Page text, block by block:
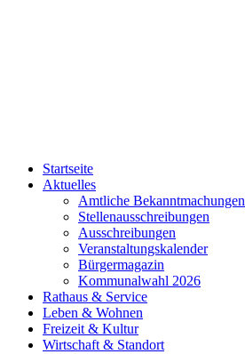
Startseite
Aktuelles
Amtliche Bekanntmachungen
Stellenausschreibungen
Ausschreibungen
Veranstaltungskalender
Bürgermagazin
Kommunalwahl 2026
Rathaus & Service
Leben & Wohnen
Freizeit & Kultur
Wirtschaft & Standort